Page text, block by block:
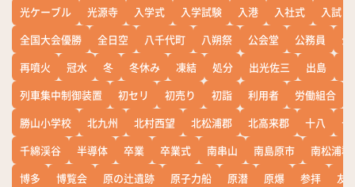
光ケーブル
光源寺 入学式 入学試験 入港 入社式
入試
全国大会優勝
全日空 八千代町 八朔祭 公会堂 公務員
公
再噴火
冠水 冬 冬休み 凍結 処分 出光佐三 出島
列車集中制御装置
初セリ 初売り 初詣 利用者 労働組合
勝山小学校
北九州 北村西望 北松浦郡 北高来郡 十八
十
千綿渓谷
半導体 卒業 卒業式 南串山 南島原市
南松浦郡
博多
博覧会 原の辻遺跡 原子力船 原潜 原爆 参拝
友